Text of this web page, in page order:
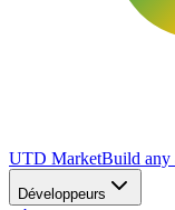
UTD MarketBuild any
Développeurs